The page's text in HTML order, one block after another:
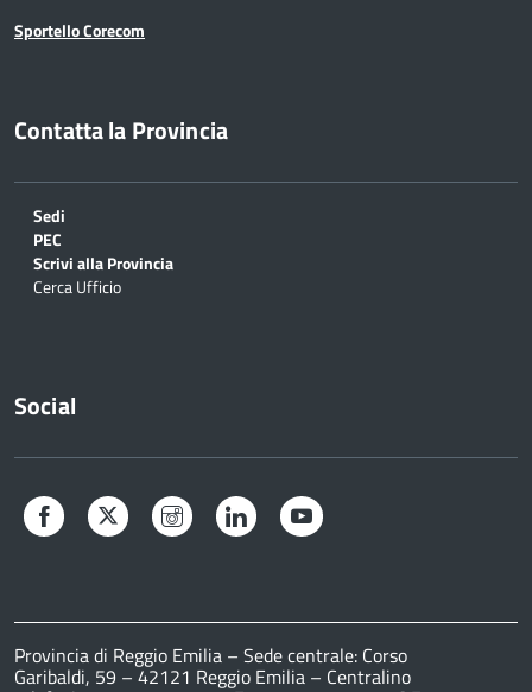
Sportello Corecom
Contatta la Provincia
Sedi
PEC
Scrivi alla Provincia
Cerca Ufficio
Social
Facebook Twitter Instagram LinkedIn
Provincia di Reggio Emilia – Sede centrale: Corso
Garibaldi, 59 – 42121 Reggio Emilia – Centralino